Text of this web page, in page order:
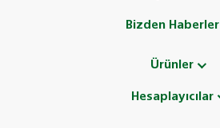
Bizden Haberler
Ürünler
Hesaplayıcılar